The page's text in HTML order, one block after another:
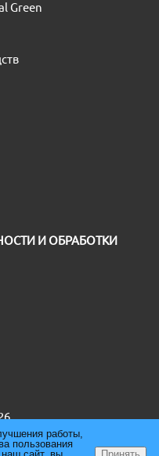
Green
И ОБРАБОТКИ
работы,
пользования